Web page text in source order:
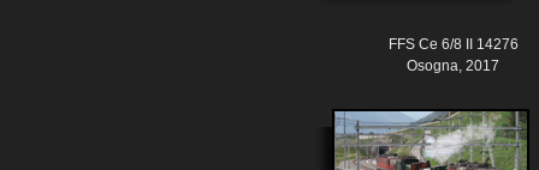
FFS Ce 6/8 II 14276
Osogna, 2017